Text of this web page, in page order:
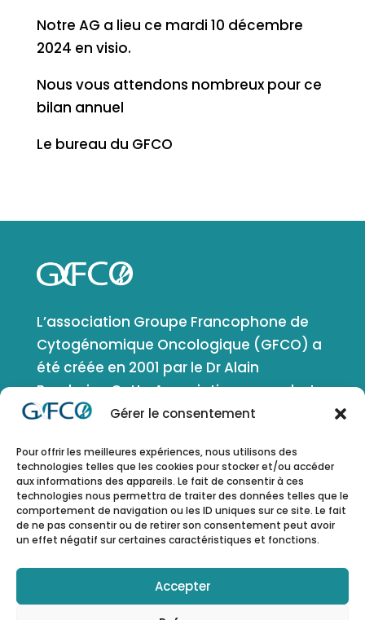
Gérer le consentement
Pour offrir les meilleures expériences, nous utilisons des
technologies telles que les cookies pour stocker et/ou accéder
aux informations des appareils. Le fait de consentir à ces
technologies nous permettra de traiter des données telles que le
comportement de navigation ou les ID uniques sur ce site. Le fait
de ne pas consentir ou de retirer son consentement peut avoir
un effet négatif sur certaines caractéristiques et fonctions.
Accepter
Notre AG a lieu ce mardi 10 décembre
2024 en visio.
Nous vous attendons nombreux pour ce
bilan annuel
Le bureau du GFCO
L’association Groupe Francophone de
Cytogénomique Oncologique (GFCO) a
été créée en 2001 par le Dr Alain
Bernheim. Cette Association a pour but
de favoriser le développement de la
génomique en oncologie et en
génétique somatique. Elle comprend
tous les domaines d’application de ces
disciplines.
ESPACE MEMBRE